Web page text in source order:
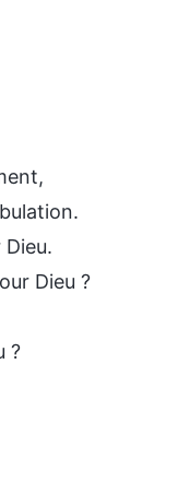
Dieu ?
?